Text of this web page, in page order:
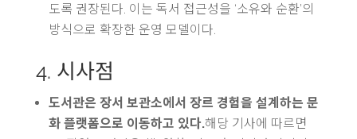
도록 권장된다. 이는 독서 접근성을 ‘소유와 순환’의
방식으로 확장한 운영 모델이다.
4. 시사점
도서관은 장서 보관소에서 장르 경험을 설계하는 문
화 플랫폼으로 이동하고 있다.해당 기사에 따르면